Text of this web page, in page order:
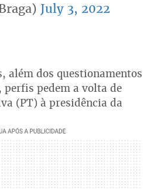
July 3, 2022
além dos questionamentos
perfis pedem a volta de
(PT) à presidência da